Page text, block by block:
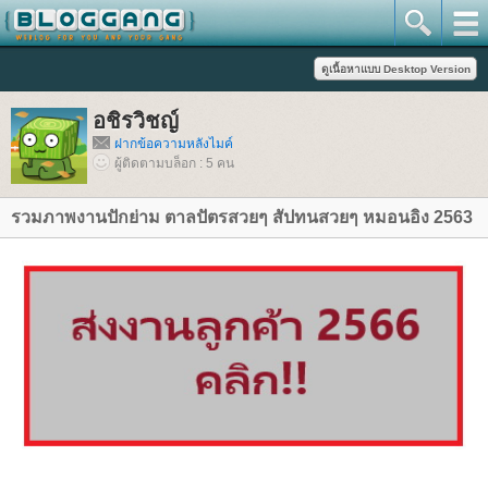
อชิรวิชญ์
ฝากข้อความหลังไมค์
ผู้ติดตามบล็อก : 5 คน
รวมภาพงานปักย่าม ตาลปัตรสวยๆ สัปทนสวยๆ หมอนอิง 2563